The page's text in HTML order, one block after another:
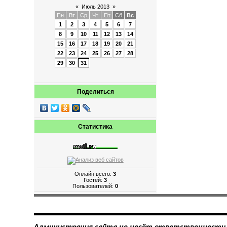
« Июль 2013 »
Пн
Вт Ср Чт Пт Сб
Вс
1
2 3 4 5 6
7
8
9 10 11 12 13
14
15
16 17 18 19 20
21
22
23 24 25 26 27
28
29
30 31
Поделиться
Статистика
Онлайн всего:3
Гостей:3
Пользователей:0